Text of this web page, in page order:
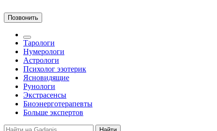
Позвонить
Тарологи
Нумерологи
Астрологи
Психолог эзотерик
Ясновидящие
Рунологи
Экстрасенсы
Биоэнерготерапевты
Больше экспертов